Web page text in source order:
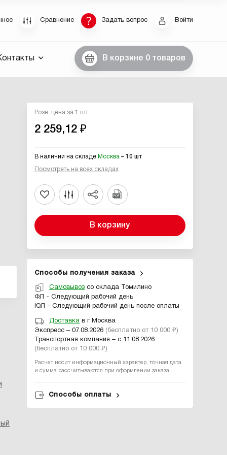
Сравнение Задать вопрос Войти
В корзине 0 товаров
Розн. цена за 1 шт
2 259,12 ₽
В наличии на складе Москва – 10 шт
Посмотреть на всех складах
В корзину
Способы получения заказа
Самовывозсо склада Томилино
ФЛ - Следующий рабочий день
ЮЛ - Следующий рабочий день после оплаты
Доставкав г Москва
Экспресс – 07.08.2026 (бесплатно от 10 000 ₽)
Транспортная компания – с 11.08.2026
(бесплатно от 10 000 ₽)
Расчет носит информационный характер, точная дата
и сумма рассчитываются при оформлении заказа.
Способы оплаты
пароля
пароль, введите E-Mail. Контрольная строка
а также ваши регистрационные данные,
вам по E-Mail.
для восстановления